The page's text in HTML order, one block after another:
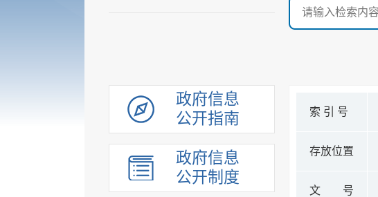
政府信息
公开指南
政府信息
公开制度
索 引 号
存放位置
文 号